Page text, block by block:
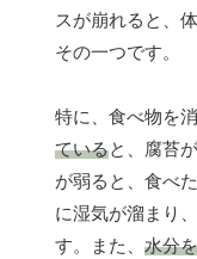
スが崩れると、
その一つです。
特に、食べ物を
ていると、腐苔
が弱ると、食べ
に湿気が溜まり
す。また、 水分